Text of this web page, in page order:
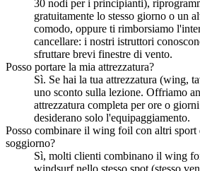
30 nodi per i principianti),
gratuitamente lo stesso giorno o un
comodo, oppure ti rimborsiamo
cancellare: i nostri istruttori
sfruttare brevi finestre di vento.
Posso portare la mia attrezzatura?
Sì. Se hai la tua attrezzatura (wing,
uno sconto sulla lezione. Offriamo
attrezzatura completa per ore o
desiderano solo l'equipaggiamento.
Posso combinare il wing foil con altri sport
soggiorno?
Sì, molti clienti combinano il wing